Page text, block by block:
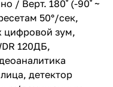
/ Верт. 180˚ (-90˚ ~
50°/сек,
цифровой зум,
120ДБ,
детектор